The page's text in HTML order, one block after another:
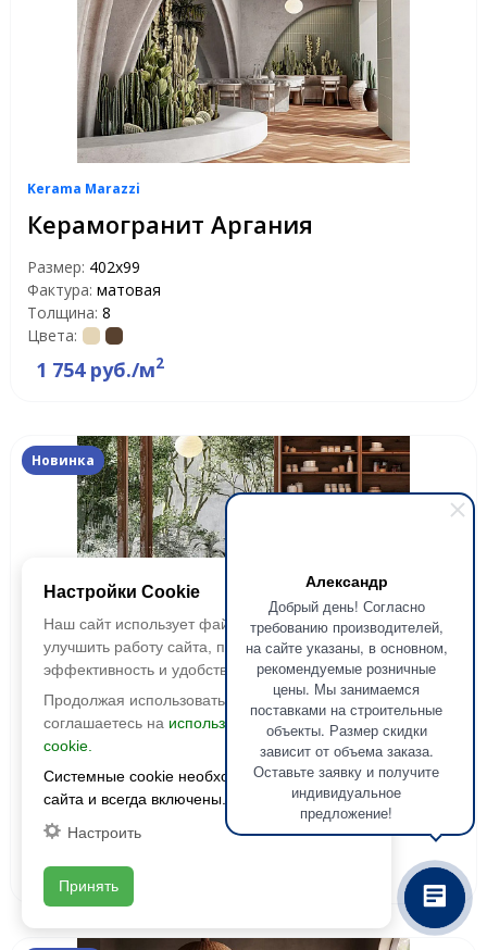
Александр
Добрый день! Согласно
требованию производителей,
на сайте указаны, в основном,
рекомендуемые розничные
цены. Мы занимаемся
поставками на строительные
объекты. Размер скидки
зависит от объема заказа.
Оставьте заявку и получите
индивидуальное
предложение!
Kerama Marazzi
Керамогранит Аргания
Размер: 402x99
Фактура: матовая
Толщина: 8
Цвета:
1 754 руб./м2
Новинка
Kerama Marazzi
Керамогранит Лимба
Размер:798x200
Фактура: матовая
Цвета:
2 336 руб./м
Настройки Cookie
Наш сайт использует файлы cookie, чтобы
улучшить работу сайта, повысить его
эффективность и удобство.
Продолжая использовать сайт, вы
соглашаетесь на использование файлов
cookie.
Системные cookie необходимы для работы
сайта и всегда включены.
Настроить
Принять